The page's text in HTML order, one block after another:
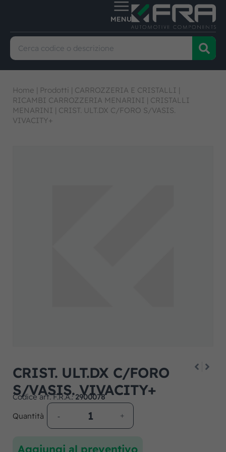
Home | Prodotti | CARROZZERIA E CRISTALLI |
RICAMBI CARROZZERIA MENARINI | CRISTALLI
MENARINI | CRIST. ULT.DX C/FORO S/VASIS.
VIVACITY+
CRIST. ULT.DX C/FORO
S/VASIS. VIVACITY+
Codice art. F.R.A.:2900078
Quantità
Aggiungi al preventivo